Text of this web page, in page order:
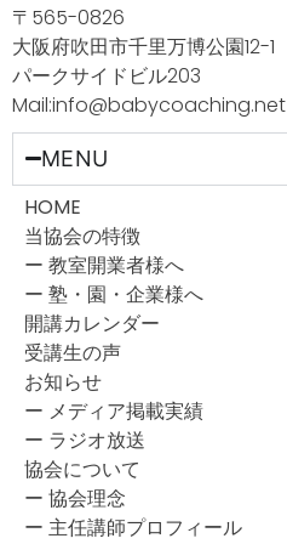
〒565-0826
大阪府吹田市千里万博公園12-1
パークサイドビル203
Mail:info@babycoaching.net
MENU
HOME
当協会の特徴
ー 教室開業者様へ
ー 塾・園・企業様へ
開講カレンダー
受講生の声
お知らせ
ー メディア掲載実績
ー ラジオ放送
協会について
ー 協会理念
ー 主任講師プロフィール